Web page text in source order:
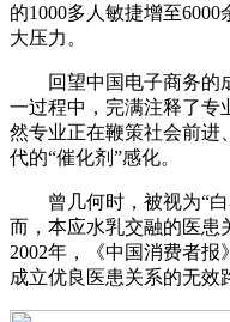
的1000多人敏捷增至
大压力。
回望中国电子商务的
一过程中，完满注释了专
然专业正在鞭策社会前进
代的“催化剂”感化。
曾几何时，被视为“白
而，本应水乳交融的医患
2002年，《中国消费者
成立优良医患关系的无效